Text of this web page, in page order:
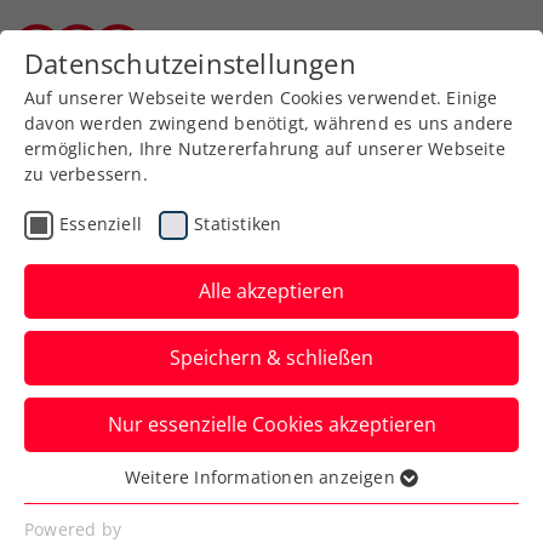
Zurück zur Newsübersicht
Turniere
Wild-Card-Challenge als
Sprungbrett auf die
Tennis-Weltbühne
Im Vorfeld des Upper Austria Ladies Linz
2024 geht es am 20./21. Jänner wieder um
eine Qualifikations-Wildcard.
Verfasst von: Presseaussendung / Redaktion, 13.12.2023
Datenschutzeinstellungen
Auf unserer Webseite werden Cookies verwendet. Einige
davon werden zwingend benötigt, während es uns andere
ermöglichen, Ihre Nutzererfahrung auf unserer Webseite
zu verbessern.
Essenziell Statistiken
Alle akzeptieren
Speichern & schließen
Nur essenzielle Cookies akzeptieren
Essenziell
Essenzielle Cookies werden für grundlegende
Weitere Informationen anzeigen
Powered by